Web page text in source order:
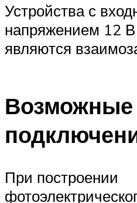
Устройства с
напряжением 12
являются
При построении